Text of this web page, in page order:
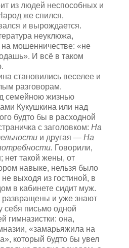
из людей неспособных и
же спился,
и вырождается.
неуклюжа,
на мошенничестве: «не
И всё в таком
становились веселее и
разговорам.
семейною жизнью
Кукушкина или над
будто бы в расходной
с заголовком: На
и другая — На
Говорили,
нет такой жены, от
навыке, нельзя было
выходя из гостиной, в
в кабинете сидит муж.
развращены и уже знают
себя письмо одной
гимназистки: она,
«замарьяжила на
который будто бы увел